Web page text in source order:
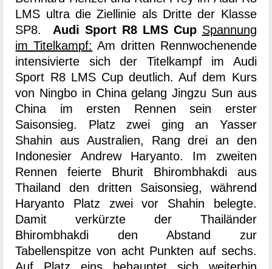
LMS ultra die Ziellinie als Dritte der Klasse
SP8. Audi Sport R8 LMS Cup Spannung
im Titelkampf: Am dritten Rennwochenende
intensivierte sich der Titelkampf im Audi
Sport R8 LMS Cup deutlich. Auf dem Kurs
von Ningbo in China gelang Jingzu Sun aus
China im ersten Rennen sein erster
Saisonsieg. Platz zwei ging an Yasser
Shahin aus Australien, Rang drei an den
Indonesier Andrew Haryanto. Im zweiten
Rennen feierte Bhurit Bhirombhakdi aus
Thailand den dritten Saisonsieg, während
Haryanto Platz zwei vor Shahin belegte.
Damit verkürzte der Thailänder
Bhirombhakdi den Abstand zur
Tabellenspitze von acht Punkten auf sechs.
Auf Platz eins behauptet sich weiterhin